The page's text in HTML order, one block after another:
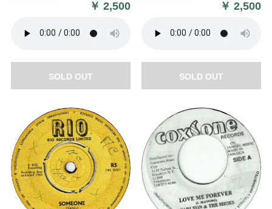
￥2,500
SOLD OUT
￥2,500
SOLD OUT